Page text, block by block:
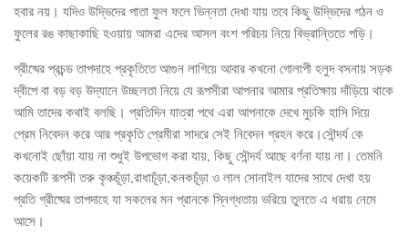
হবার নয়। যদিও উদ্ভিদের পাতা ফুল ফলে ভিন্নতা দেখা যায় তবে কিছু উদ্ভিদের গঠন ও
ফুলের রঙ কাছাকাছি হওয়ায় আমরা এদের আসল বংশ পরিচয় নিয়ে বিভ্রান্তিতে পড়ি।
গ্রীষ্মের প্রচন্ড তাপদাহে প্রকৃতিতে আগুন লাগিয়ে আবার কখনো গোলাপী হলুদ বসনায় সড়ক
দ্বীপে বা বড় বড় উদ্যানে উচ্ছলতা নিয়ে যে রূপসীরা আপনার আমার প্রতিক্ষায় দাঁড়িয়ে থাকে
আমি তাদের কথাই বলছি। প্রতিদিন যাত্রা পথে এরা আপনাকে দেখে মুচকি হাসি দিয়ে
প্রেম নিবেদন করে আর প্রকৃতি প্রেমীরা সাদরে সেই নিবেদন গ্রহন করে।সৌন্দর্য কে
কখনোই ছোঁয়া যায় না শুধুই উপভোগ করা যায়, কিছু সৌন্দর্য আছে বর্ণনা যায় না। তেমনি
কয়েকটি রূপসী তরু কৃঞ্চচূঁড়া,রাধাচূঁড়া,কনকচূঁড়া ও লাল সোনাইল যাদের সাথে দেখা হয়
প্রতি গ্রীষ্মের তাপদাহে যা সকলের মন প্রানকে স্নিগ্ধতায় ভরিয়ে তুলতে এ ধরায় নেমে
আসে।